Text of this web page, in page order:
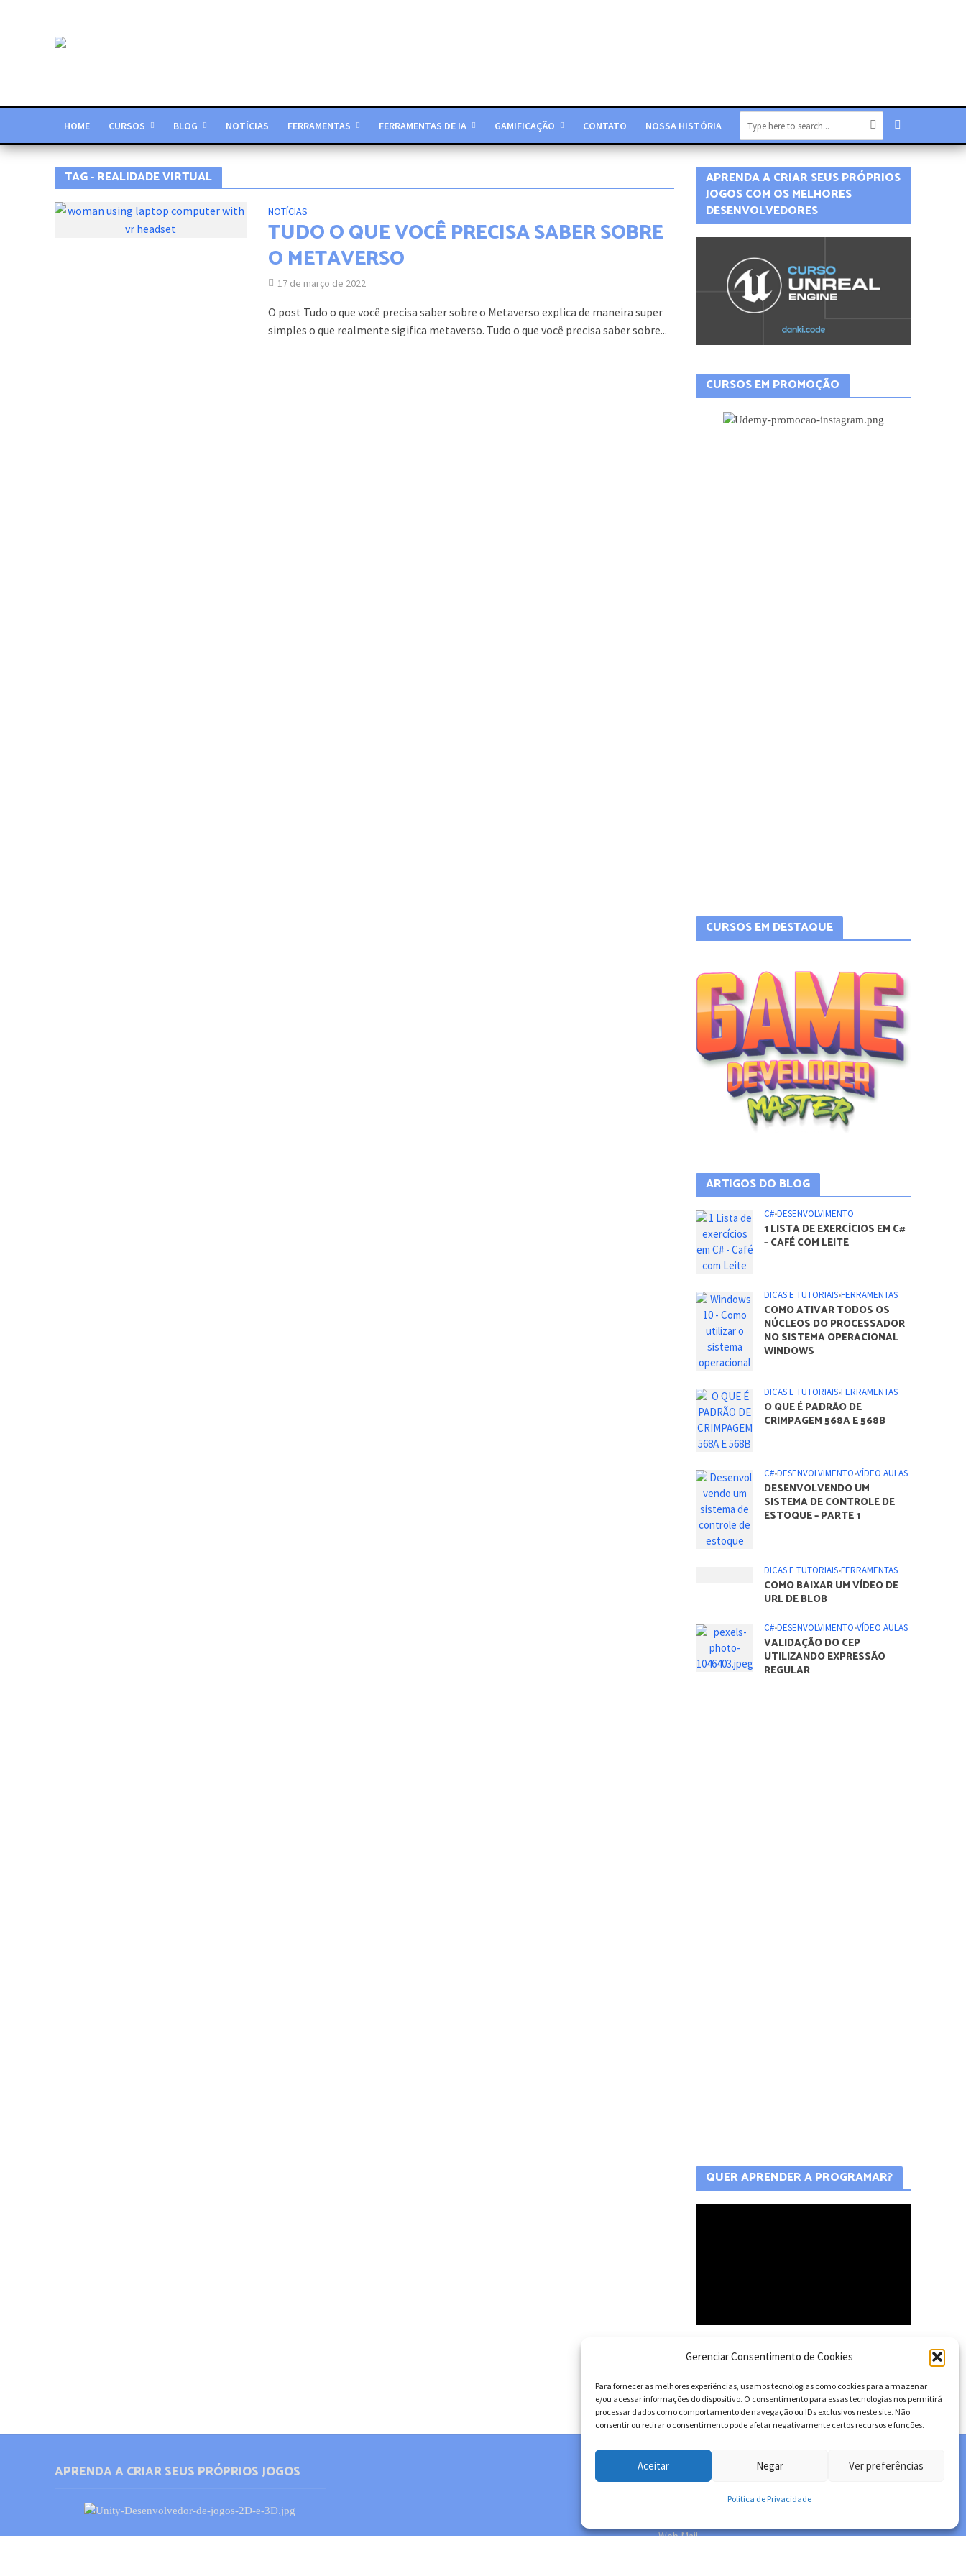
Gerenciar Consentimento de Cookies
Para fornecer as melhores experiências, usamos tecnologias como cookies para armazenar
e/ou acessar informações do dispositivo. O consentimento para essas tecnologias nos permitirá
processar dados como comportamento de navegação ou IDs exclusivos neste site. Não
consentir ou retirar o consentimento pode afetar negativamente certos recursos e funções.
Aceitar Negar Ver preferências
Política de Privacidade
HOME CURSOS BLOG NOTÍCIAS FERRAMENTAS FERRAMENTAS DE IA GAMIFICAÇÃO CONTATO NOSSA HISTÓRIA
TAG - REALIDADE VIRTUAL
NOTÍCIAS
TUDO O QUE VOCÊ PRECISA SABER SOBRE
O METAVERSO
17 de março de 2022
O post Tudo o que você precisa saber sobre o Metaverso explica de maneira super
simples o que realmente sigifica metaverso. Tudo o que você precisa saber sobre...
APRENDA A CRIAR SEUS PRÓPRIOS
JOGOS COM OS MELHORES
DESENVOLVEDORES
CURSOS EM PROMOÇÃO
CURSOS EM DESTAQUE
ARTIGOS DO BLOG
C#•DESENVOLVIMENTO
1 LISTA DE EXERCÍCIOS EM C#
– CAFÉ COM LEITE
DICAS E TUTORIAIS•FERRAMENTAS
COMO ATIVAR TODOS OS
NÚCLEOS DO PROCESSADOR
NO SISTEMA OPERACIONAL
WINDOWS
DICAS E TUTORIAIS•FERRAMENTAS
O QUE É PADRÃO DE
CRIMPAGEM 568A E 568B
C#•DESENVOLVIMENTO•VÍDEO AULAS
DESENVOLVENDO UM
SISTEMA DE CONTROLE DE
ESTOQUE – PARTE 1
DICAS E TUTORIAIS•FERRAMENTAS
COMO BAIXAR UM VÍDEO DE
URL DE BLOB
C#•DESENVOLVIMENTO•VÍDEO AULAS
VALIDAÇÃO DO CEP
UTILIZANDO EXPRESSÃO
REGULAR
QUER APRENDER A PROGRAMAR?
APRENDA A CRIAR SEUS PRÓPRIOS JOGOS ACESSO RÁPIDO
Web Mail